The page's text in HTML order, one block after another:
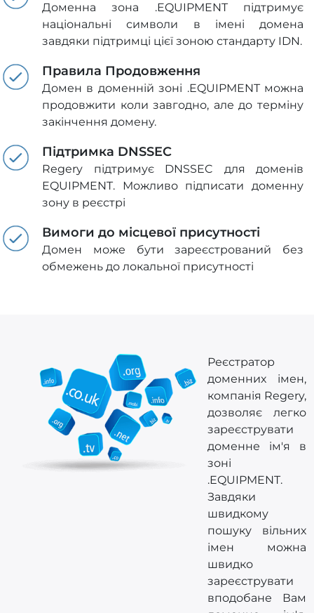
Доменна зона .EQUIPMENT підтримує
національні символи в імені домена
завдяки підтримці цієї зоною стандарту IDN.
Правила Продовження
Домен в доменній зоні .EQUIPMENT можна
продовжити коли завгодно, але до терміну
закінчення домену.
Підтримка DNSSEC
Regery підтримує DNSSEC для доменів
EQUIPMENT. Можливо підписати доменну
зону в реєстрі
Вимоги до місцевої присутності
Домен може бути зареєстрований без
обмежень до локальної присутності
Реєстратор
доменних імен,
компанія Regery,
дозволяє легко
зареєструвати
доменне ім'я в
зоні
.EQUIPMENT.
Завдяки
швидкому
пошуку вільних
імен можна
швидко
зареєструвати
вподобане Вам